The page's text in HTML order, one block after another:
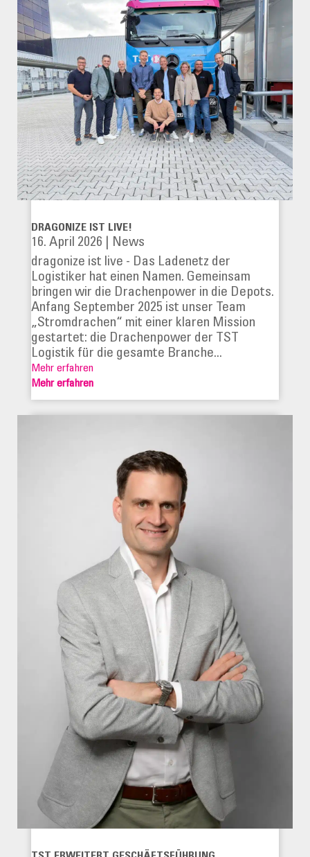
DRAGONIZE IST LIVE!
16. April 2026
News
dragonize ist live - Das Ladenetz der
Logistiker hat einen Namen. Gemeinsam
bringen wir die Drachenpower in die Depots.
Anfang September 2025 ist unser Team
„Stromdrachen“ mit einer klaren Mission
gestartet: die Drachenpower der TST
Logistik für die gesamte Branche...
Mehr erfahren
Mehr erfahren